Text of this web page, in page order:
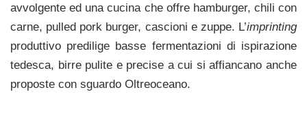
avvolgente ed una cucina che offre hamburger, chili con
carne, pulled pork burger, cascioni e zuppe. L’imprinting
produttivo predilige basse fermentazioni di ispirazione
tedesca, birre pulite e precise a cui si affiancano anche
proposte con sguardo Oltreoceano.